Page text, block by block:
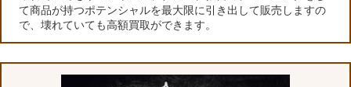
て商品が持つポテンシャルを最大限に引き出して販売しますの
で、壊れていても高額買取ができます。